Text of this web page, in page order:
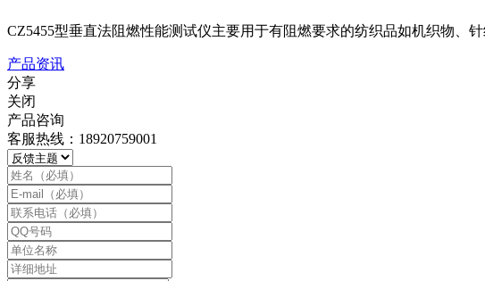
CZ5455型垂直法阻燃性能测试仪主要用于有阻燃要求的纺织品如机织物、
产品资讯
分享
关闭
产品咨询
客服热线：18920759001